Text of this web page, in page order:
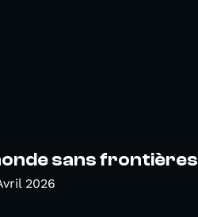
sans frontières
2026